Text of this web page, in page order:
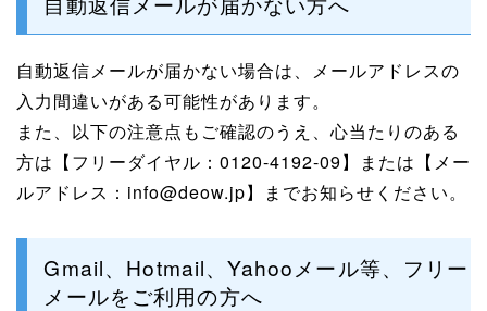
自動返信メールが届かない場合は、メールアドレスの
入力間違いがある可能性があります。
また、以下の注意点もご確認のうえ、心当たりのある
方は【フリーダイヤル：0120-4192-09】または【メー
ルアドレス：info@deow.jp】までお知らせください。
Gmail、Hotmail、Yahooメール等、フリー
メールをご利用の方へ